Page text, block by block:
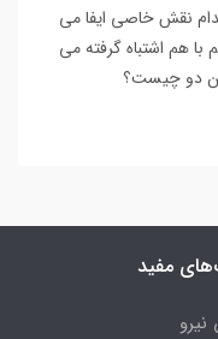
نقش خاصی ایفا می
با هم اشتباه گرفته می
این دو چیست؟
مفید
نیرو